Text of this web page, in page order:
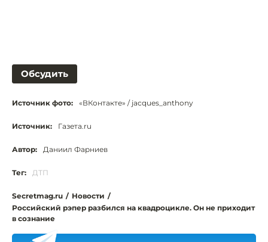
Обсудить
Источник фото: «ВКонтакте» / jacques_anthony
Источник: Газета.ru
Автор: Даниил Фарниев
Тег: ДТП
Secretmag.ru / Новости /
Российский рэпер разбился на квадроцикле. Он не приходит
в сознание